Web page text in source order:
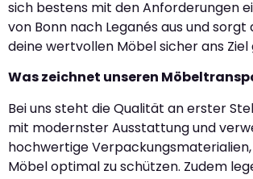
sich bestens mit den Anforderungen
von Bonn nach Leganés aus und sorgt
deine wertvollen Möbel sicher ans Ziel
Was zeichnet unseren
Bei uns steht die Qualität an erster
mit modernster Ausstattung und
hochwertige
Möbel optimal zu schützen. Zudem